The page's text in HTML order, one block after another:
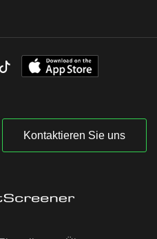
Kontaktieren Sie uns